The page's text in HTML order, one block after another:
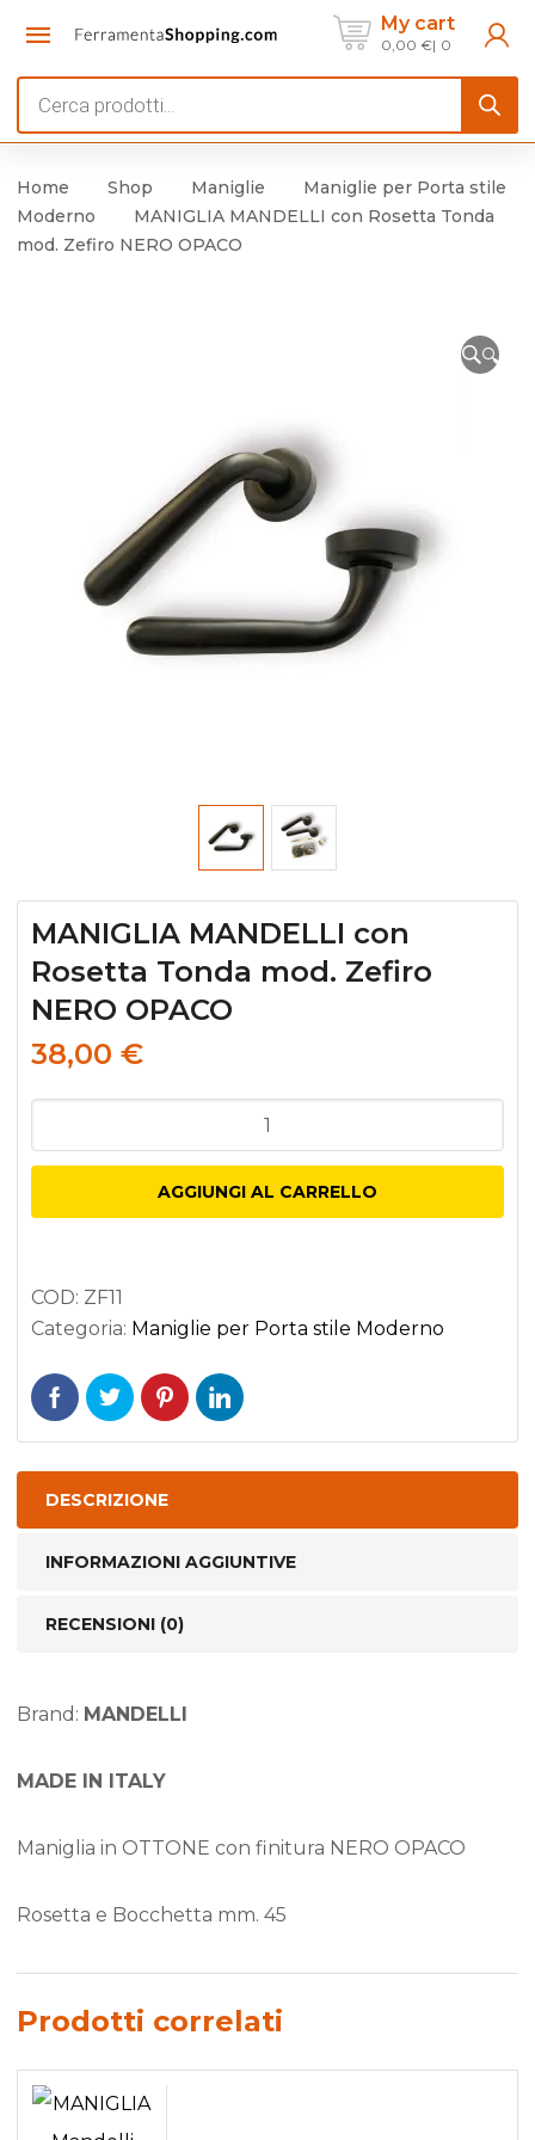
My cart
0,00 € 0
search
Home Shop Maniglie
Maniglie per Porta stile
Moderno
MANIGLIA MANDELLI con Rosetta Tonda
mod. Zefiro NERO OPACO
🔍
MANIGLIA MANDELLI con
Rosetta Tonda mod. Zefiro
NERO OPACO
38,00 €
MANDELLI
Rosetta
OPACO
quantità
AGGIUNGI AL CARRELLO
COD: ZF11
Categoria: Maniglie per Porta stile Moderno
DESCRIZIONE
INFORMAZIONI AGGIUNTIVE
RECENSIONI (0)
Brand: MANDELLI
MADE IN ITALY
Maniglia in OTTONE con finitura NERO OPACO
Rosetta e Bocchetta mm. 45
Prodotti correlati